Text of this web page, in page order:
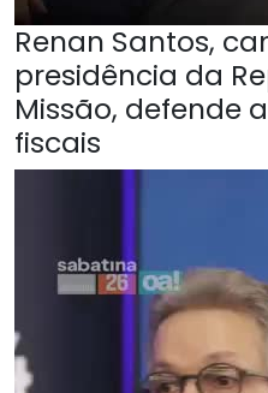
Renan Santos,
presidência da
Missão, defende
fiscais